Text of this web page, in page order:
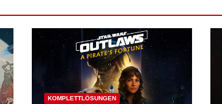
KOMPLETTLÖSUNGEN